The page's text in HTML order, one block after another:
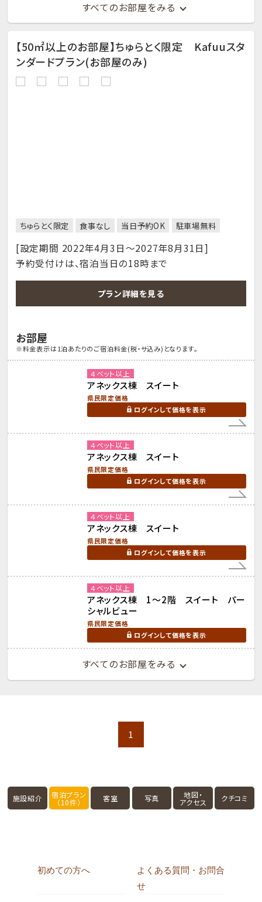
すべてのお部屋をみる
【50㎡以上のお部屋】ちゅらとく限定 Kafuuスタ
ンダードプラン(お部屋のみ)
ちゅらとく限定 食事なし 当日予約OK 駐車場無料
[設定期間 2022年4月3日～2027年8月31日]
予約受付けは、宿泊当日の18時まで
プラン詳細を見る
お部屋
※料金表示は1泊あたりのご宿泊料金(税・サ込み)となります。
４ベット以上
アネックス棟 スイート
県民限定価格
ログインして価格を表示
４ベット以上
アネックス棟 スイート
県民限定価格
ログインして価格を表示
４ベット以上
アネックス棟 スイート
県民限定価格
ログインして価格を表示
４ベット以上
アネックス棟 1～2階 スイート パー
シャルビュー
県民限定価格
ログインして価格を表示
すべてのお部屋をみる
1
施設紹介 宿泊プラン
（10件） 客室 写真 地図・
アクセス クチコミ
初めての方へ
よくある質問・お問合
せ